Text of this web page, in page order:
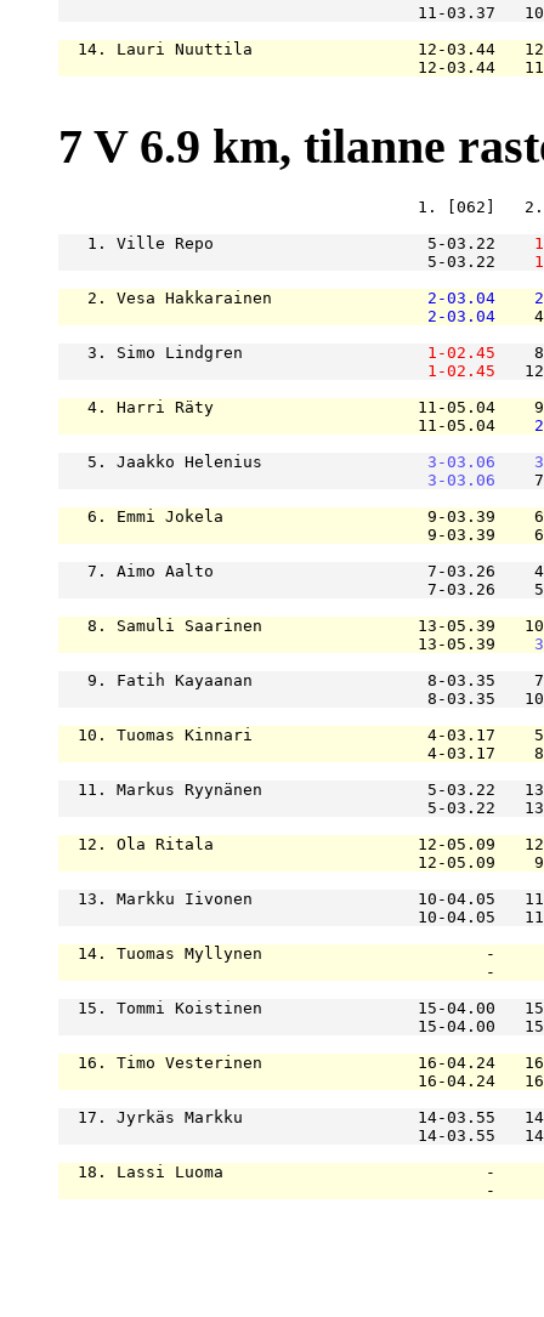
11-03.37
14. Lauri Nuuttila                 12-03.44
12-03.44
7 V 6.9 km, tilanne
1. [062]
   1. Ville Repo                      5-03.22
                                      5-03.22
   2. Vesa Hakkarainen
2-03.04
2-03.04
   3. Simo Lindgren
1-02.45
1-02.45
4. Harri Räty                     11-05.04
                                     11-05.04
   5. Jaakko Helenius
3-03.06
3-03.06
6. Emmi Jokela                     9-03.39
9-03.39
7. Aimo Aalto                      7-03.26
7-03.26
8. Samuli Saarinen                13-05.39
                                     13-05.39
9. Fatih Kayaanan                  8-03.35
8-03.35
10. Tuomas Kinnari                  4-03.17
4-03.17
11. Markus Ryynänen                 5-03.22
5-03.22
12. Ola Ritala                     12-05.09
12-05.09
13. Markku Iivonen                 10-04.05
10-04.05
14. Tuomas Myllynen                       -
-
15. Tommi Koistinen                15-04.00
15-04.00
16. Timo Vesterinen                16-04.24
16-04.24
17. Jyrkäs Markku                  14-03.55
14-03.55
18. Lassi Luoma                           -
-